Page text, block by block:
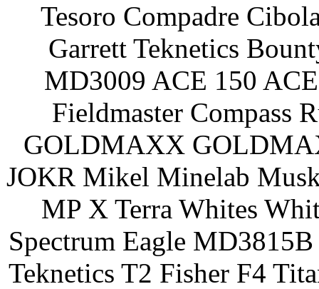
Tesoro Compadre
Garrett Teknetics
MD3009 ACE 150
Fieldmaster Compass
GOLDMAXX
JOKR Mikel Minelab
MP X Terra Whites
Spectrum Eagle
Teknetics T2 Fisher F4